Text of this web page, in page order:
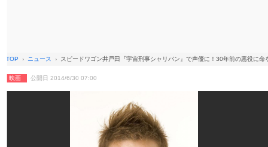
TOP ニュース スピードワゴン井戸田『宇宙刑事シャリバン』で声優に！30年前の悪役に命
映画 公開日 2014/6/30 07:00